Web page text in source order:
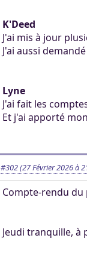
K'Deed
J'ai mis à jour
J'ai aussi
Lyne
J'ai fait les
Et j'ai apporté
#302(27 Février 2026 à
Compte-rendu
Jeudi tranquille,